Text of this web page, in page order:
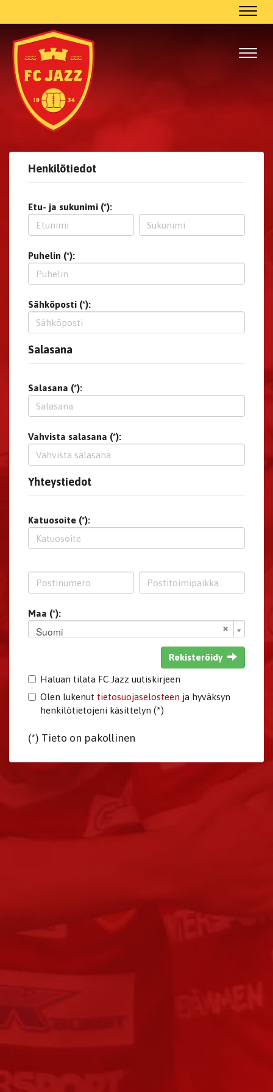
Henkilötiedot
Etu- ja sukunimi (*):
Puhelin (*):
Sähköposti (*):
Salasana
Salasana (*):
Vahvista salasana (*):
Yhteystiedot
Katuosoite (*):
Maa (*):
Suomi
Rekisteröidy
Haluan tilata FC Jazz uutiskirjeen
Olen lukenut tietosuojaselosteen ja hyväksyn
henkilötietojeni käsittelyn (*)
(*) Tieto on pakollinen